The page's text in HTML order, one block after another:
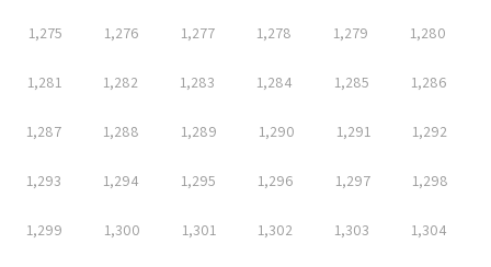
1,275 1,276 1,277 1,278 1,279 1,280
1,281 1,282 1,283 1,284 1,285 1,286
1,287 1,288 1,289 1,290 1,291 1,292
1,293 1,294 1,295 1,296 1,297 1,298
1,299 1,300 1,301 1,302 1,303 1,304